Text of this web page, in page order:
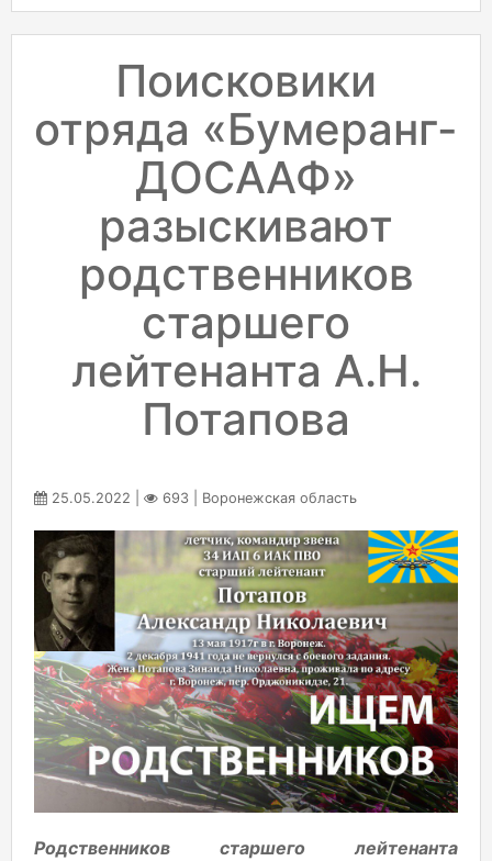
Поисковики
отряда «Бумеранг-
ДОСААФ»
разыскивают
родственников
старшего
лейтенанта А.Н.
Потапова
25.05.2022 | 693 | Воронежская область
Родственников старшего лейтенанта